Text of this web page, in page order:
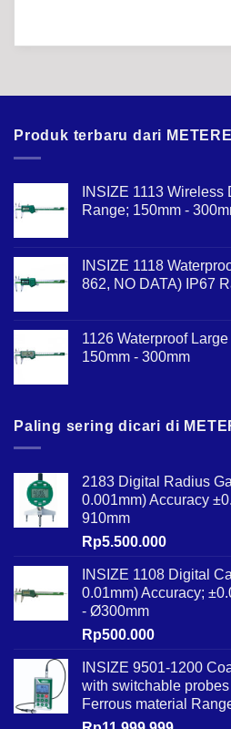
Produk terbaru dari
INSIZE 1113
Range; 150mm -
INSIZE 1118
862, NO DATA) IP67
1126 Waterproof
150mm - 300mm
Paling sering dicari di
2183 Digital Radius
0.001mm) Accuracy
910mm
Rp5.500.000
INSIZE 1108 Digital
0.01mm) Accuracy;
- Ø300mm
Rp500.000
INSIZE 9501-1200
with switchable
Ferrous material